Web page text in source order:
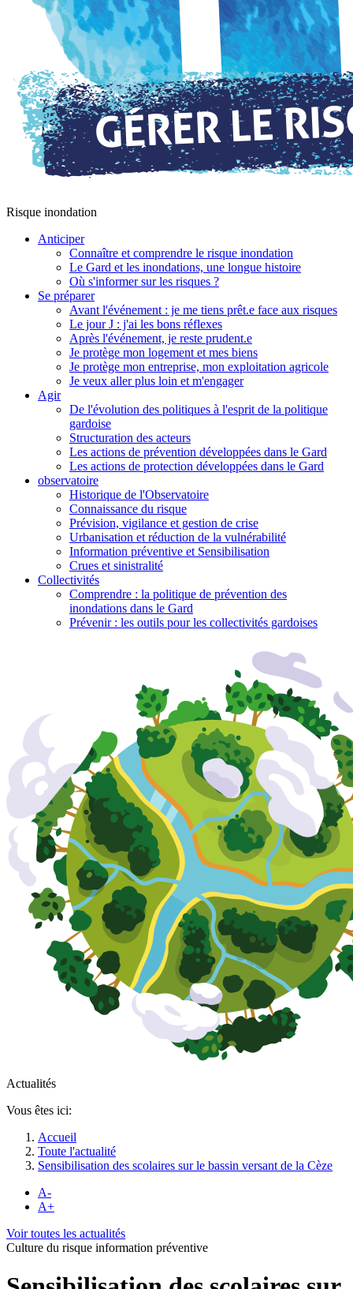
Risque inondation
Anticiper
Connaître et comprendre le risque inondation
Le Gard et les inondations, une longue histoire
Où s'informer sur les risques ?
Se préparer
Avant l'événement : je me tiens prêt.e face aux risques
Le jour J : j'ai les bons réflexes
Après l'événement, je reste prudent.e
Je protège mon logement et mes biens
Je protège mon entreprise, mon exploitation agricole
Je veux aller plus loin et m'engager
Agir
De l'évolution des politiques à l'esprit de la politique
gardoise
Structuration des acteurs
Les actions de prévention développées dans le Gard
Les actions de protection développées dans le Gard
observatoire
Historique de l'Observatoire
Connaissance du risque
Prévision, vigilance et gestion de crise
Urbanisation et réduction de la vulnérabilité
Information préventive et Sensibilisation
Crues et sinistralité
Collectivités
Comprendre : la politique de prévention des
inondations dans le Gard
Prévenir : les outils pour les collectivités gardoises
Actualités
Vous êtes ici:
Accueil
Toute l'actualité
Sensibilisation des scolaires sur le bassin versant de la Cèze
A-
A+
Voir toutes les actualités
Culture du risque information préventive